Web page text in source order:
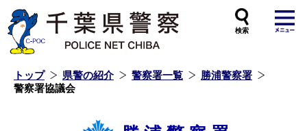
トップ 県警の紹介 警察署一覧
勝浦警察署
警察署協議会